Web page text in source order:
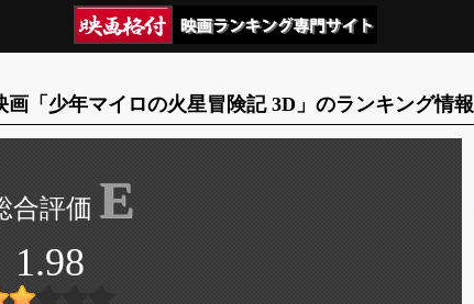
画「少年マイロの火星冒険記 3D」のランキング情報
E
1.98